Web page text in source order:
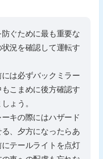
ぐために最も重要な
況を確認して運転す
は必ずバックミラー
こまめに後方確認す
ょう。
キの際にはハザード
、夕方になったらあ
テールライトを点灯